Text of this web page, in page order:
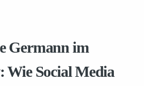
Germann im
Wie Social Media